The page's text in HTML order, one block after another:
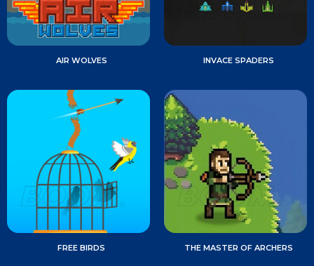
AIR WOLVES INVACE SPADERS
FREE BIRDS THE MASTER OF ARCHERS